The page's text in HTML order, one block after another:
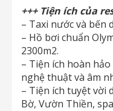
+++ Tiện ích của
– Taxi nước và bến
– Hồ bơi chuẩn
2300m2.
– Tiện ích hoàn
nghệ thuật và âm
– Tiện ích tuyệt vời
Bờ, Vườn Thiền,